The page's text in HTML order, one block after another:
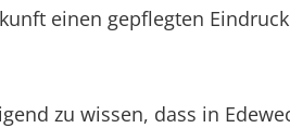
einen gepflegten
zu wissen, dass in